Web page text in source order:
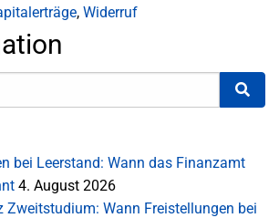
, Widerruf
bei Leerstand: Wann das Finanzamt
4. August 2026
Zweitstudium: Wann Freistellungen bei